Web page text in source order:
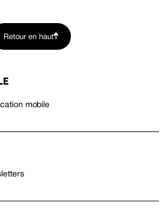
Retour en haut
mobile